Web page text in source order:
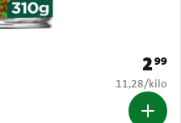
Prijs:
299
€ 11,28 per
11,28/kilo